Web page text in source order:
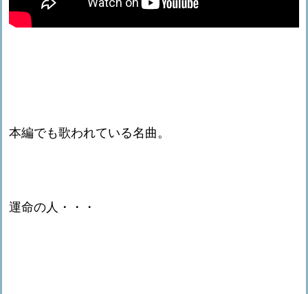
本編でも歌われている名曲。
運命の人・・・